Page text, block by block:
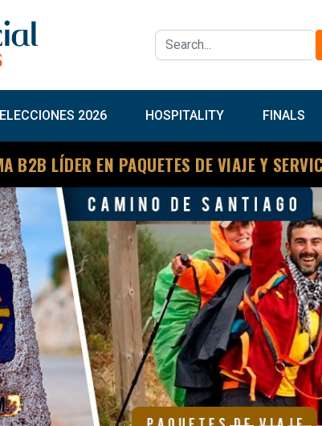
2026 HOSPITALITY FINALS
B2B LÍDER EN PAQUETES DE VIAJE Y